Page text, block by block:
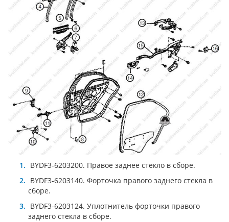
BYDF3-6203200. Правое заднее стекло в сборе.
BYDF3-6203140. Форточка правого заднего стекла в
сборе.
BYDF3-6203124. Уплотнитель форточки правого
заднего стекла в сборе.